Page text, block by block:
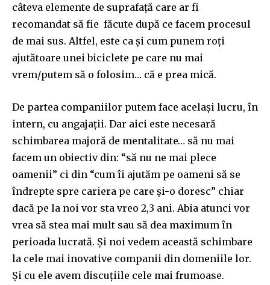
câteva elemente de suprafață care ar fi
recomandat să fie făcute după ce facem procesul
de mai sus. Altfel, este ca și cum punem roți
ajutătoare unei biciclete pe care nu mai
vrem/putem să o folosim… că e prea mică.
De partea companiilor putem face același lucru, în
intern, cu angajații. Dar aici este necesară
schimbarea majoră de mentalitate… să nu mai
facem un obiectiv din: “să nu ne mai plece
oamenii” ci din “cum îi ajutăm pe oameni să se
îndrepte spre cariera pe care și-o doresc” chiar
dacă pe la noi vor sta vreo 2,3 ani. Abia atunci vor
vrea să stea mai mult sau să dea maximum în
perioada lucrată. Și noi vedem această schimbare
la cele mai inovative companii din domeniile lor.
Și cu ele avem discuțiile cele mai frumoase.